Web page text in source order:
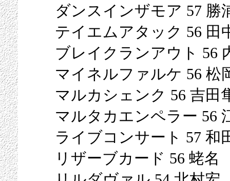
ダンスインザモア 57 勝
テイエムアタック 56 田
ブレイクランアウト 56
マイネルファルケ 56 松
マルカシェンク 56 吉田
マルタカエンペラー 56
ライブコンサート 57 和
リザーブカード 56 蛯名